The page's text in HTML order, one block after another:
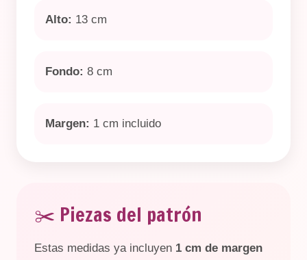
Alto: 13 cm
Fondo: 8 cm
Margen: 1 cm incluido
✂️ Piezas del patrón
Estas medidas ya incluyen 1 cm de margen